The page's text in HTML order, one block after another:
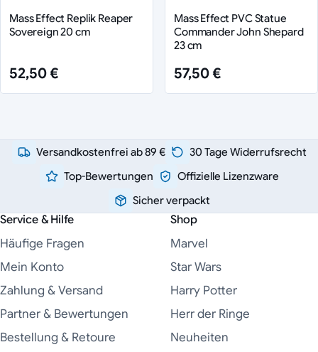
Mass Effect Replik Reaper
Sovereign 20 cm
52,50 €
Mass Effect PVC Statue
Commander John Shepard
23 cm
57,50 €
Versandkostenfrei ab 89 €
30 Tage Widerrufsrecht
Top-Bewertungen
Offizielle Lizenzware
Sicher verpackt
Service & Hilfe
Häufige Fragen
Mein Konto
Zahlung & Versand
Partner & Bewertungen
Bestellung & Retoure
Shop
Marvel
Star Wars
Harry Potter
Herr der Ringe
Neuheiten